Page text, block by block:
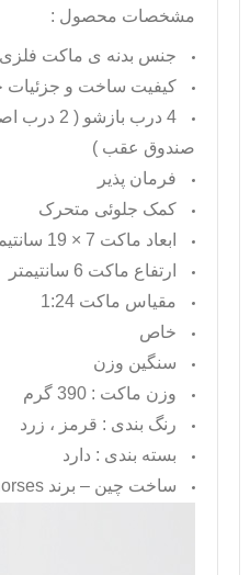
مشخصات محصول :
جنس بدنه ی ماکت فلزی
کیفیت ساخت و
4 درب
صندوق عقب )
فرمان پذیر
کمک جلوئی متحرک
ابعاد ماکت 7 × 19 سانتیمتر
ارتفاع ماکت 6 سانتیمتر
مقیاس ماکت 1:24
خاص
سنگین وزن
وزن ماکت : 390 گرم
رنگ بندی : قرمز ، زرد
بسته بندی : دارد
ساخت چین – برند